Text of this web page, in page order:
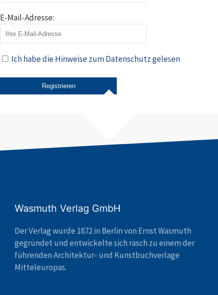
E-Mail-Adresse:
Ich habe die Hinweise zum Datenschutz gelesen
Wasmuth Verlag GmbH
Der Verlag wurde 1872 in Berlin von Ernst Wasmuth
gegründet und entwickelte sich rasch zu einem der
führenden Architektur- und Kunstbuchverlage
Mitteleuropas.